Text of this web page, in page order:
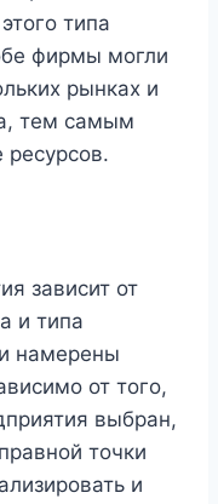
типа
фирмы могли
рынках и
тем самым
ресурсов.
зависит от
и типа
намерены
от того,
выбран,
точки
и